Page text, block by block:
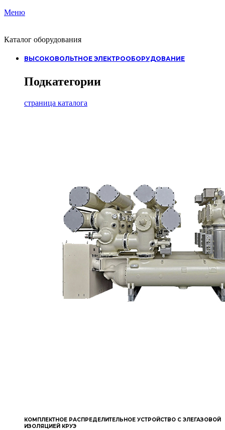
Меню
Каталог оборудования
ВЫСОКОВОЛЬТНОЕ ЭЛЕКТРООБОРУДОВАНИЕ
Подкатегории
страница каталога
КОМПЛЕКТНОЕ РАСПРЕДЕЛИТЕЛЬНОЕ УСТРОЙСТВО С ЭЛЕГАЗОВОЙ
ИЗОЛЯЦИЕЙ КРУЭ